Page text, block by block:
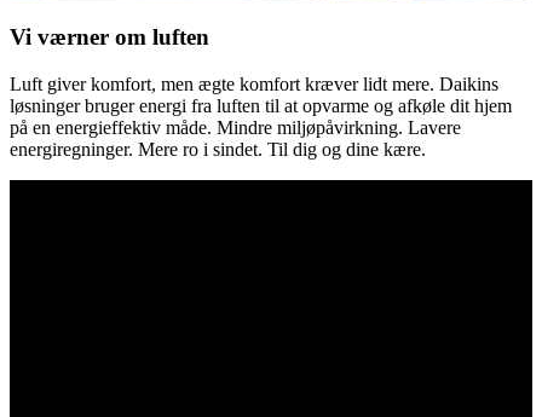
Vi værner om luften
Luft giver komfort, men ægte komfort kræver lidt mere. Daikins
løsninger bruger energi fra luften til at opvarme og afkøle dit hjem
på en energieffektiv måde. Mindre miljøpåvirkning. Lavere
energiregninger. Mere ro i sindet. Til dig og dine kære.